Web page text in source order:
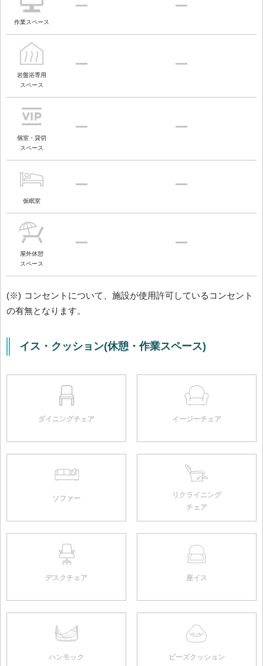
作業スペース
岩盤浴専用
スペース
個室・貸切
スペース
仮眠室
屋外休憩
スペース
(※) コンセントについて、施設が使用許可しているコンセント
の有無となります。
イス・クッション(休憩・作業スペース)
ダイニングチェア イージーチェア
ソファー
リクライニング
チェア
デスクチェア 座イス
ハンモック ビーズクッション